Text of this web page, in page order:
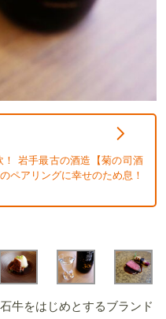
！ 岩手最古の酒造【菊の司酒
アリングに幸せのため息！
牛をはじめとするブランド